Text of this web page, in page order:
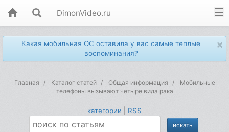
DimonVideo.ru
×
Какая мобильная ОС оставила у вас самые теплые
воспоминания?
Главная Каталог статей Общая информация
Мобильные
телефоны вызывают четыре вида рака
категории RSS